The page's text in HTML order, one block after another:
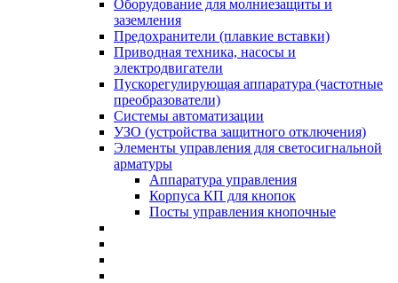
Оборудование для молниезащиты и
заземления
Предохранители (плавкие вставки)
Приводная техника, насосы и
электродвигатели
Пускорегулирующая аппаратура (частотные
преобразователи)
Системы автоматизации
УЗО (устройства защитного отключения)
Элементы управления для светосигнальной
арматуры
Аппаратура управления
Корпуса КП для кнопок
Посты управления кнопочные